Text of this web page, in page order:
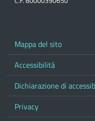
Mappa del sito
Accessibilità
Dichiarazione di
Privacy